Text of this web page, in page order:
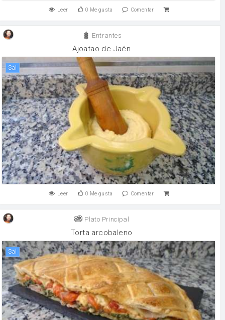
Leer 0 Me gusta Comentar
Entrantes
Ajoatao de Jaén
sal
Leer 0 Me gusta Comentar
Plato Principal
Torta arcobaleno
sal